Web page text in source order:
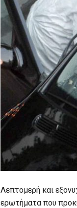
Λεπτομερή και
ερωτήματα που